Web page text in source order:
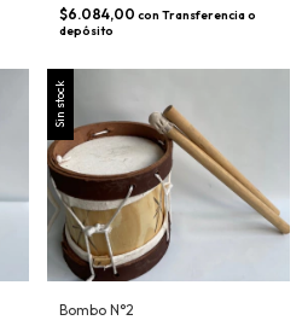
$6.084,00 con Transferencia o
depósito
Sin stock
Bombo N°2